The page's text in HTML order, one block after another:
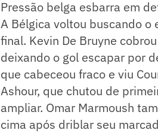
Pressão belga esbarra em
A Bélgica voltou buscando o
final. Kevin De Bruyne
deixando o gol escapar por
que cabeceou fraco e viu
Ashour, que chutou de
ampliar. Omar Marmoush
cima após driblar seu